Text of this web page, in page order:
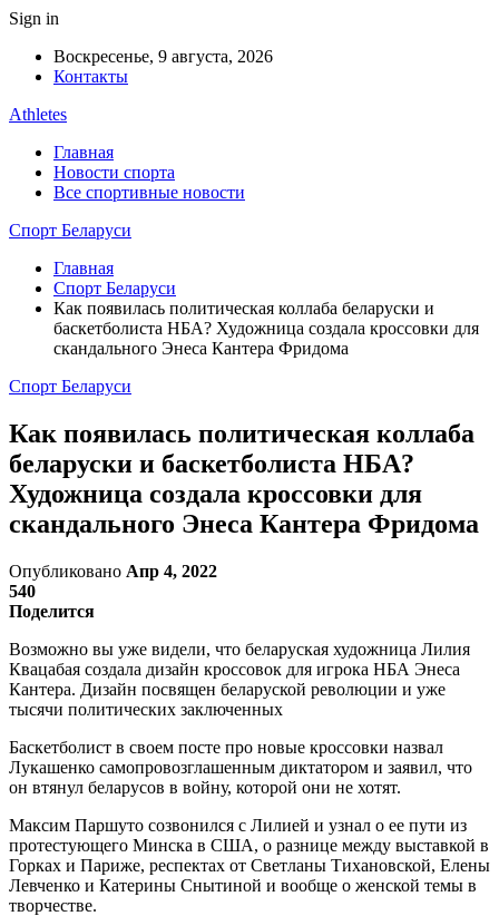
Sign in
Воскресенье, 9 августа, 2026
Контакты
Athletes
Главная
Новости спорта
Все спортивные новости
Спорт Беларуси
Главная
Спорт Беларуси
Как появилась политическая коллаба беларуски и
баскетболиста НБА? Художница создала кроссовки для
скандального Энеса Кантера Фридома
Спорт Беларуси
Как появилась политическая коллаба
беларуски и баскетболиста НБА?
Художница создала кроссовки для
скандального Энеса Кантера Фридома
Опубликовано Апр 4, 2022
540
Поделится
Возможно вы уже видели, что беларуская художница Лилия
Квацабая создала дизайн кроссовок для игрока НБА Энеса
Кантера. Дизайн посвящен беларуской революции и уже
тысячи политических заключенных
Баскетболист в своем посте про новые кроссовки назвал
Лукашенко самопровозглашенным диктатором и заявил, что
он втянул беларусов в войну, которой они не хотят.
Максим Паршуто созвонился с Лилией и узнал о ее пути из
протестующего Минска в США, о разнице между выставкой в
Горках и Париже, респектах от Светланы Тихановской, Елены
Левченко и Катерины Снытиной и вообще о женской темы в
творчестве.